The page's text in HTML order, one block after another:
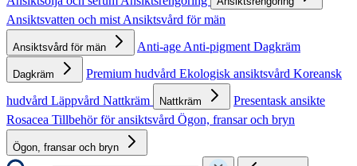
Ansiktsvatten och mistAnsiktsvård för män
Ansiktsvård för män Anti-ageAnti-pigmentDagkräm
Dagkräm Premium hudvård Ekologisk ansiktsvård Koreansk
hudvård Läppvård Nattkräm Nattkräm
Presentask ansikte
Rosacea Tillbehör för ansiktsvård Ögon, fransar och bryn
Ögon, fransar och bryn